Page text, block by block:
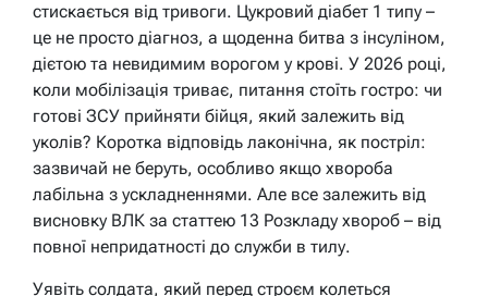
стискається від тривоги. Цукровий діабет 1 типу –
це не просто діагноз, а щоденна битва з інсуліном,
дієтою та невидимим ворогом у крові. У 2026 році,
коли мобілізація триває, питання стоїть гостро: чи
готові ЗСУ прийняти бійця, який залежить від
уколів? Коротка відповідь лаконічна, як постріл:
зазвичай не беруть, особливо якщо хвороба
лабільна з ускладненнями. Але все залежить від
висновку ВЛК за статтею 13 Розкладу хвороб – від
повної непридатності до служби в тилу.
Уявіть солдата, який перед строєм колеться